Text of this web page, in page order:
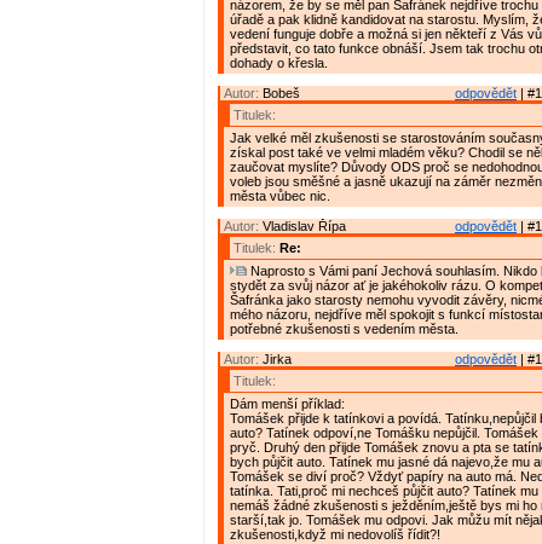
názorem, že by se měl pan Šafránek nejdříve trochu
úřadě a pak klidně kandidovat na starostu. Myslím,
vedení funguje dobře a možná si jen někteří z Vás
představit, co tato funkce obnáší. Jsem tak trochu
dohady o křesla.
odpovědět |
Autor: Bobeš
Titulek:
Jak velké měl zkušenosti se starostováním
získal post také ve velmi mladém věku? Chodil se
zaučovat myslíte? Důvody ODS proč se
voleb jsou směšné a jasně ukazují na záměr
města vůbec nic.
odpovědět |
Autor: Vladislav Řípa
Titulek: Re:
Naprosto s Vámi paní Jechová souhlasím. Nikdo
stydět za svůj názor ať je jakéhokoliv rázu. O
Šafránka jako starosty nemohu vyvodit závěry,
mého názoru, nejdříve měl spokojit s funkcí
potřebné zkušenosti s vedením města.
odpovědět |
Autor: Jirka
Titulek:
Dám menší příklad:
Tomášek přijde k tatínkovi a povídá. Tatínku,nepůjčil
auto? Tatínek odpoví,ne Tomášku nepůjčil.
pryč. Druhý den přijde Tomášek znovu a pta se
bych půjčit auto. Tatínek mu jasné dá najevo,že mu
Tomášek se diví proč? Vždyť papíry na auto má.
tatínka. Tati,proč mi nechceš půjčit auto? Tatínek
nemáš žádné zkušenosti s ježděním,ještě bys mi ho
starší,tak jo. Tomášek mu odpovi. Jak můžu mít
zkušenosti,když mi nedovolíš řídit?!